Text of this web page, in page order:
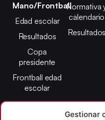
Gestionar
Mano/Frontball
Edad escolar
Resultados
Copa
presidente
Frontball edad
escolar
Normativa
calendario
Resultados